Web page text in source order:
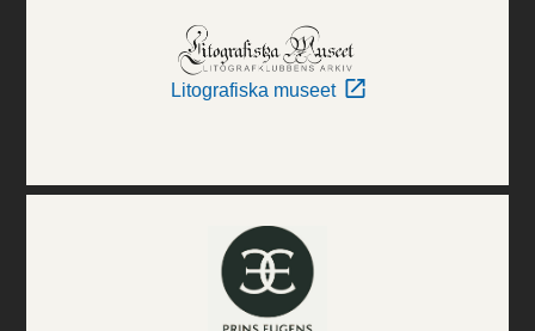
Litografiska museet